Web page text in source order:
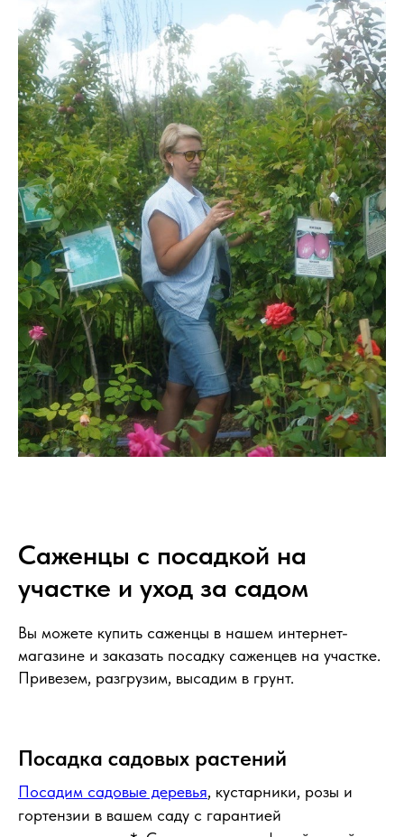
Саженцы с посадкой на
участке и уход за садом
Вы можете купить саженцы в нашем интернет-
магазине и заказать посадку саженцев на участке.
Привезем, разгрузим, высадим в грунт.
Посадка садовых растений
Посадим садовые деревья, кустарники, розы и
гортензии в вашем саду с гарантией